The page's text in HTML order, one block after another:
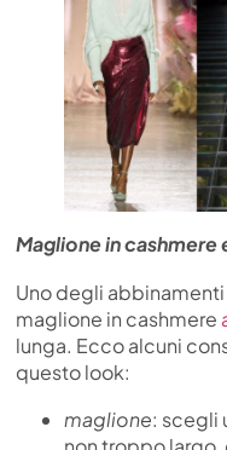
Maglione in cashmere
Uno degli
maglione in cashmere
lunga. Ecco alcuni
questo look:
maglione: scegli